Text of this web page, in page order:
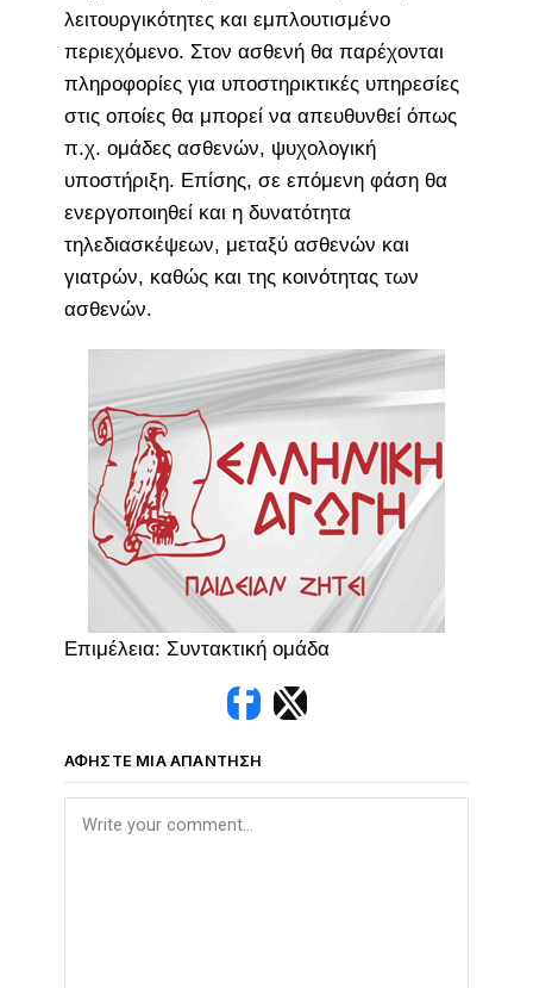
λειτουργικότητες και εμπλουτισμένο
περιεχόμενο. Στον ασθενή θα παρέχονται
πληροφορίες για υποστηρικτικές υπηρεσίες
στις οποίες θα μπορεί να απευθυνθεί όπως
π.χ. ομάδες ασθενών, ψυχολογική
υποστήριξη. Επίσης, σε επόμενη φάση θα
ενεργοποιηθεί και η δυνατότητα
τηλεδιασκέψεων, μεταξύ ασθενών και
γιατρών, καθώς και της κοινότητας των
ασθενών.
Επιμέλεια: Συντακτική ομάδα
ΑΦΉΣΤΕ ΜΙΑ ΑΠΆΝΤΗΣΗ